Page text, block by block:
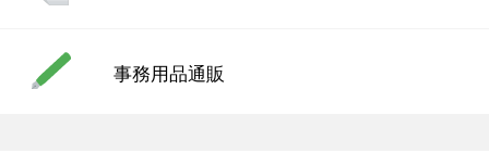
事務用品通販